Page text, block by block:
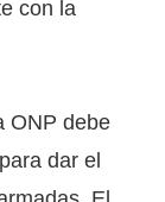
con la
ONP debe
dar el